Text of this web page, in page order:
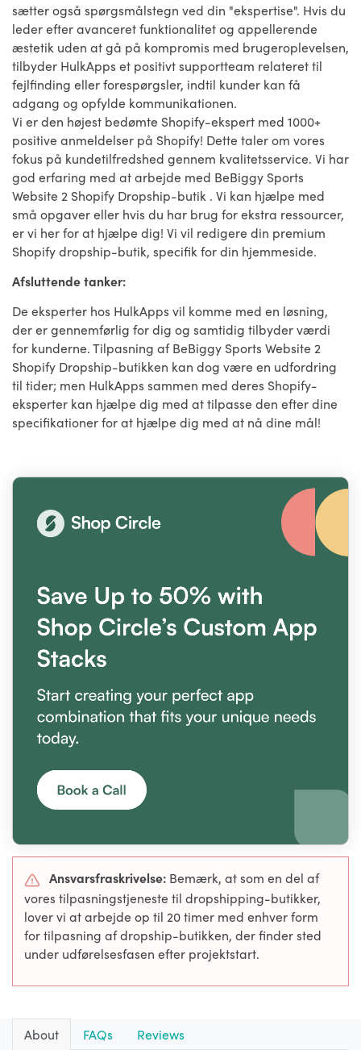
sætter også spørgsmålstegn ved din "ekspertise". Hvis du
leder efter avanceret funktionalitet og appellerende
æstetik uden at gå på kompromis med brugeroplevelsen,
tilbyder HulkApps et positivt supportteam relateret til
fejlfinding eller forespørgsler, indtil kunder kan få
adgang og opfylde kommunikationen.
Vi er den højest bedømte Shopify-ekspert med 1000+
positive anmeldelser på Shopify! Dette taler om vores
fokus på kundetilfredshed gennem kvalitetsservice. Vi har
god erfaring med at arbejde med BeBiggy Sports
Website 2 Shopify Dropship-butik . Vi kan hjælpe med
små opgaver eller hvis du har brug for ekstra ressourcer,
er vi her for at hjælpe dig! Vi vil redigere din premium
Shopify dropship-butik, specifik for din hjemmeside.
Afsluttende tanker:
De eksperter hos HulkApps vil komme med en løsning,
der er gennemførlig for dig og samtidig tilbyder værdi
for kunderne. Tilpasning af BeBiggy Sports Website 2
Shopify Dropship-butikken kan dog være en udfordring
til tider; men HulkApps sammen med deres Shopify-
eksperter kan hjælpe dig med at tilpasse den efter dine
specifikationer for at hjælpe dig med at nå dine mål!
Ansvarsfraskrivelse: Bemærk, at som en del af
vores tilpasningstjeneste til dropshipping-butikker,
lover vi at arbejde op til 20 timer med enhver form
for tilpasning af dropship-butikken, der finder sted
under udførelsesfasen efter projektstart.
About FAQs Reviews